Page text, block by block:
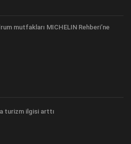
mutfakları MICHELIN Rehberi’ne
turizm ilgisi arttı